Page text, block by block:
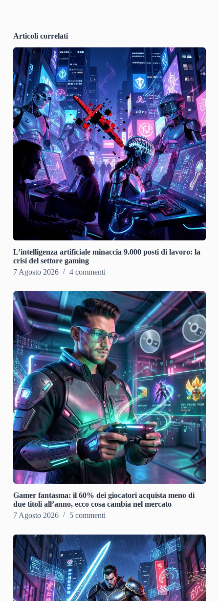
Articoli correlati
L’intelligenza artificiale minaccia 9.000 posti di lavoro: la
crisi del settore gaming
7 Agosto 2026
4 commenti
Gamer fantasma: il 60% dei giocatori acquista meno di
due titoli all’anno, ecco cosa cambia nel mercato
7 Agosto 2026
5 commenti